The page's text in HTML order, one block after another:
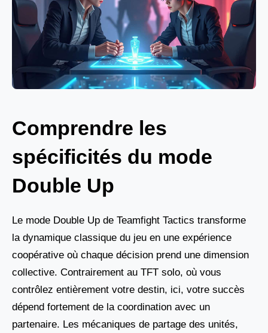
Comprendre les
spécificités du mode
Double Up
Le mode Double Up de Teamfight Tactics transforme
la dynamique classique du jeu en une expérience
coopérative où chaque décision prend une dimension
collective. Contrairement au TFT solo, où vous
contrôlez entièrement votre destin, ici, votre succès
dépend fortement de la coordination avec un
partenaire. Les mécaniques de partage des unités,